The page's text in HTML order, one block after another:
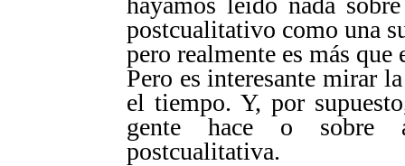
postcualitativo como una
pero realmente es más que
Pero es interesante mirar
el tiempo. Y, por
gente hace o sobre
postcualitativa.